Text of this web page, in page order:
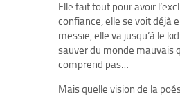
Elle fait tout pour avoir
confiance, elle se voit déjà
messie, elle va jusqu’à le
sauver du monde mauvais
comprend pas…
Mais quelle vision de la